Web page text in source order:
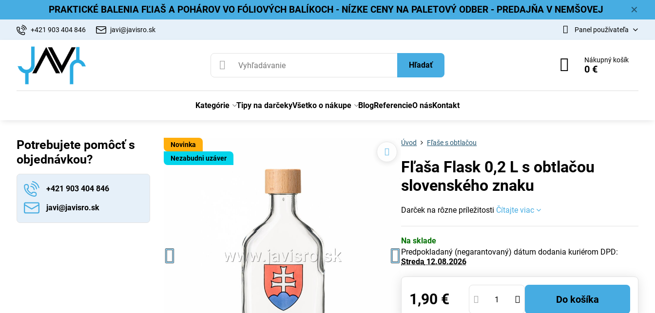
✕
PRAKTICKÉ BALENIA FĽIAŠ A POHÁROV VO FÓLIOVÝCH BALÍKOCH - NÍZKE CENY NA PALETOVÝ ODBER - PREDAJŇA V NEMŠOVEJ
+421 903 404 846 javi@javisro.sk Panel používateľa
Hľadať
Nákupný košík
0 €
Kategórie Tipy na darčekyVšetko o nákupe BlogReferencieO násKontakt
Novinka
Nezabudni uzáver
Úvod Fľaše s obtlačou
Fľaša Flask 0,2 L s obtlačou
slovenského znaku
Darček na rôzne príležitosti Čítajte viac
Na sklade
Predpokladaný (negarantovaný) dátum dodania kuriérom DPD:
Streda 12.08.2026
1,90 € Do košíka
Potrebujete pomôcť s
objednávkou?
+421 903 404 846
javi​@javisro​.sk